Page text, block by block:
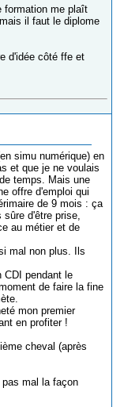
formation me plaît
il faut le diplome
d'idée côté ffe et
simu numérique) en
et que je ne voulais
temps. Mais une
offre d'emploi qui
de 9 mois : ça
sûre d'être prise,
au métier et de
mal non plus. Ils
CDI pendant le
de faire la fine
mon premier
en profiter !
cheval (après
mal la façon